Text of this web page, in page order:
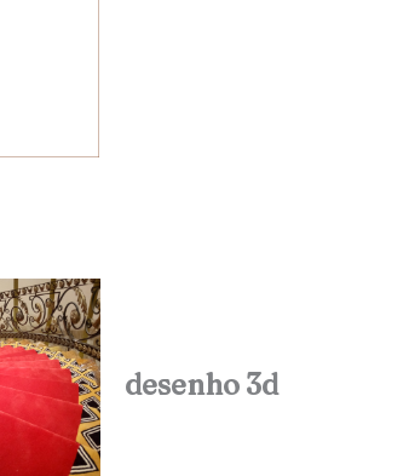
desenho 3d